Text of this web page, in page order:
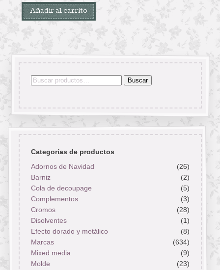
Añadir al carrito
Buscar
Buscar
Categorías de productos
Adornos de Navidad
(26)
Barniz
(2)
Cola de decoupage
(5)
Complementos
(3)
Cromos
(28)
Disolventes
(1)
Efecto dorado y metálico
(8)
Marcas
(634)
Mixed media
(9)
Molde
(23)